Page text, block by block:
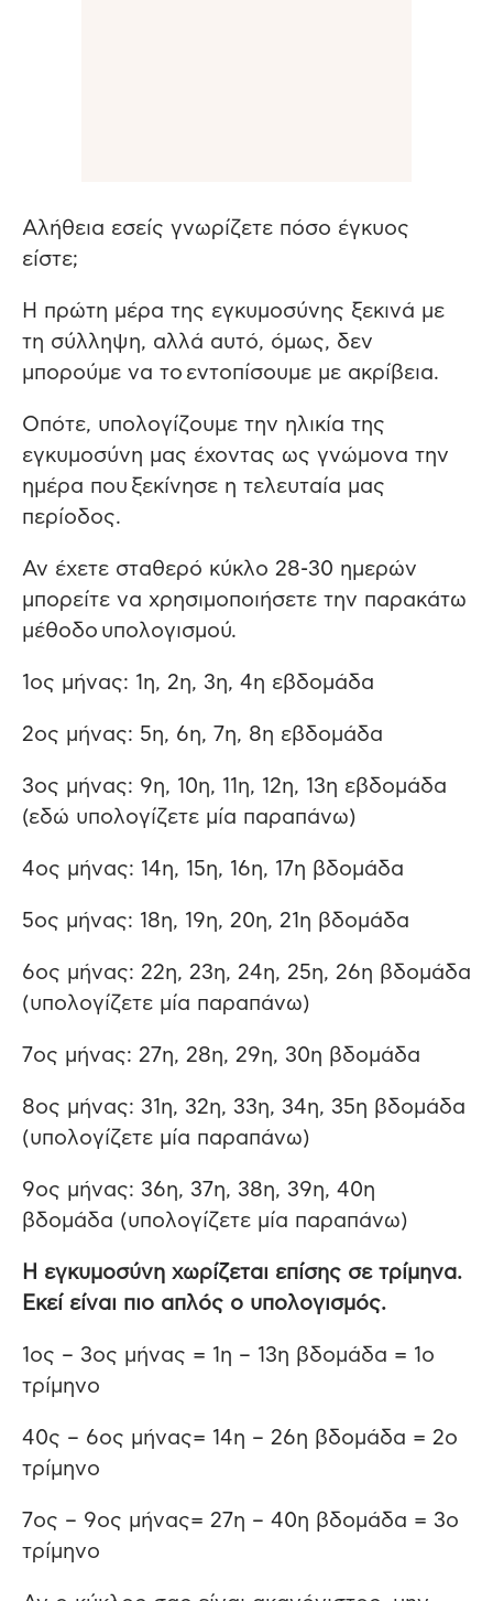
Αλήθεια εσείς γνωρίζετε πόσο έγκυος
είστε;
Η πρώτη μέρα της εγκυμοσύνης ξεκινά με
τη σύλληψη, αλλά αυτό, όμως, δεν
μπορούμε να το εντοπίσουμε με ακρίβεια.
Οπότε, υπολογίζουμε την ηλικία της
εγκυμοσύνη μας έχοντας ως γνώμονα την
ημέρα που ξεκίνησε η τελευταία μας
περίοδος.
Αν έχετε σταθερό κύκλο 28-30 ημερών
μπορείτε να χρησιμοποιήσετε την παρακάτω
μέθοδο υπολογισμού.
1ος μήνας: 1η, 2η, 3η, 4η εβδομάδα
2ος μήνας: 5η, 6η, 7η, 8η εβδομάδα
3ος μήνας: 9η, 10η, 11η, 12η, 13η εβδομάδα
(εδώ υπολογίζετε μία παραπάνω)
4ος μήνας: 14η, 15η, 16η, 17η βδομάδα
5ος μήνας: 18η, 19η, 20η, 21η βδομάδα
6ος μήνας: 22η, 23η, 24η, 25η, 26η βδομάδα
(υπολογίζετε μία παραπάνω)
7ος μήνας: 27η, 28η, 29η, 30η βδομάδα
8ος μήνας: 31η, 32η, 33η, 34η, 35η βδομάδα
(υπολογίζετε μία παραπάνω)
9ος μήνας: 36η, 37η, 38η, 39η, 40η
βδομάδα (υπολογίζετε μία παραπάνω)
Η εγκυμοσύνη χωρίζεται επίσης σε τρίμηνα.
Εκεί είναι πιο απλός ο υπολογισμός.
1ος – 3ος μήνας = 1η – 13η βδομάδα = 1ο
τρίμηνο
40ς – 6ος μήνας= 14η – 26η βδομάδα = 2ο
τρίμηνο
7ος – 9ος μήνας= 27η – 40η βδομάδα = 3ο
τρίμηνο